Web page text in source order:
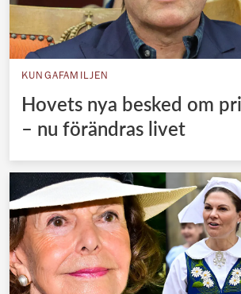
KUNGAFAMILJEN
Hovets nya besked om
– nu förändras livet